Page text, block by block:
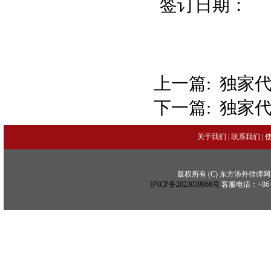
签订日
上一篇: 独家
下一篇: 独家
关于我们 联系我们
版权所有 (C) 东方涉外律师网
沪ICP备2023039966号客服电话：+86